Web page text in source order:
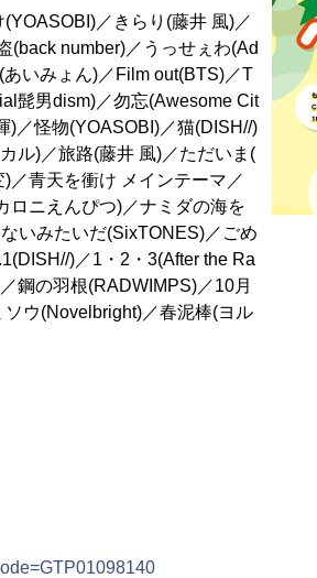
／きらり(藤井 風)／
(back number)／うっせぇわ(Ad
いみょん)／Film out(BTS)／T
髭男dism)／勿忘(Awesome Cit
)／怪物(YOASOBI)／猫(DISH//)
ル)／旅路(藤井 風)／ただいま(
青天を衝け メインテーマ／
ロニえんぴつ)／ナミダの海を
いみたいだ(SixTONES)／ごめ
)／1・2・3(After the Ra
鋼の羽根(RADWIMPS)／10月
ウ(Novelbright)／春泥棒(ヨル